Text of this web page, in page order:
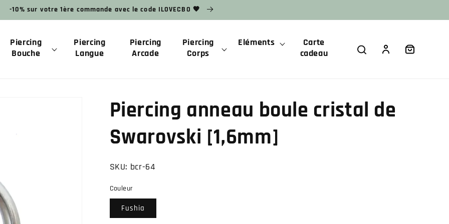
-10% sur votre 1ère commande avec le code ILOVECBO 🧡
Piercing
Bouche
Piercing
Langue
Piercing
Arcade
Piercing
Corps
Eléments
Carte
cadeau
ConnexionPanier
Piercing anneau boule cristal de
Swarovski [1,6mm]
SKU: bcr-64
Couleur
Fushia